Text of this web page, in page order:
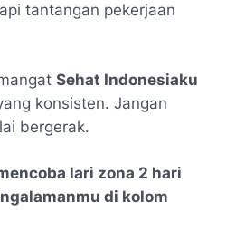
tantangan pekerjaan
Sehat Indonesiaku
konsisten. Jangan
bergerak.
lari zona 2 hari
di kolom